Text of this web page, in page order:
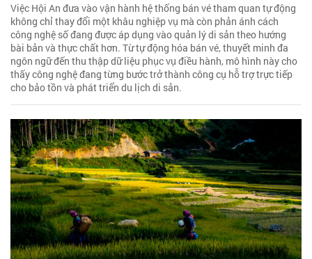
Việc Hội An đưa vào vận hành hệ thống bán vé tham quan tự động
không chỉ thay đổi một khâu nghiệp vụ mà còn phản ánh cách
công nghệ số đang được áp dụng vào quản lý di sản theo hướng
bài bản và thực chất hơn. Từ tự động hóa bán vé, thuyết minh đa
ngôn ngữ đến thu thập dữ liệu phục vụ điều hành, mô hình này cho
thấy công nghệ đang từng bước trở thành công cụ hỗ trợ trực tiếp
cho bảo tồn và phát triển du lịch di sản.